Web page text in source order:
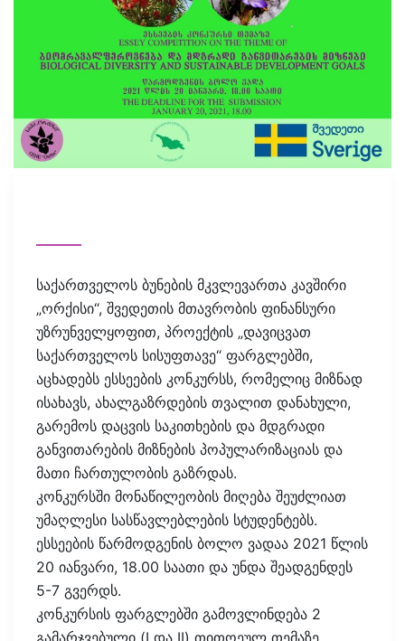
საქართველოს ბუნების მკვლევართა კავშირი
„ორქისი“, შვედეთის მთავრობის ფინანსური
უზრუნველყოფით, პროექტის „დავიცვათ
საქართველოს სისუფთავე“ ფარგლებში,
აცხადებს ესსეების კონკურსს, რომელიც მიზნად
ისახავს, ახალგაზრდების თვალით დანახული,
გარემოს დაცვის საკითხების და მდგრადი
განვითარების მიზნების პოპულარიზაციას და
მათი ჩართულობის გაზრდას.
კონკურსში მონაწილეობის მიღება შეუძლიათ
უმაღლესი სასწავლებლების სტუდენტებს.
ესსეების წარმოდგენის ბოლო ვადაა 2021 წლის
20 იანვარი, 18.00 საათი და უნდა შეადგენდეს
5-7 გვერდს.
კონკურსის ფარგლებში გამოვლინდება 2